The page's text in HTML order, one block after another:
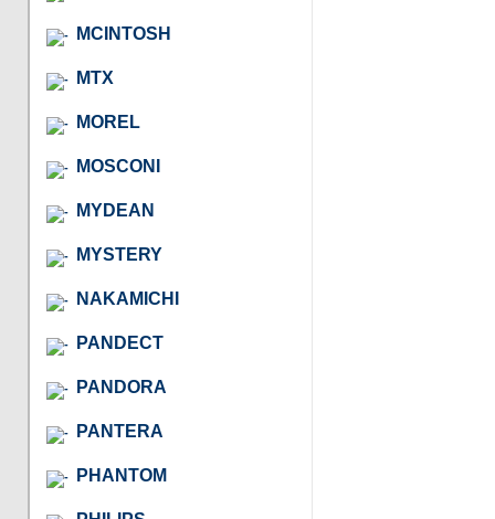
MCINTOSH
MTX
MOREL
MOSCONI
MYDEAN
MYSTERY
NAKAMICHI
PANDECT
PANDORA
PANTERA
PHANTOM